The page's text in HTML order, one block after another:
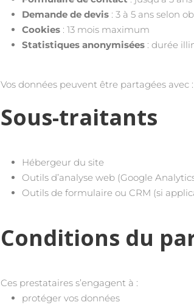
Demande de devis : 3 à 5 ans selon
Cookies : 13 mois maximum
Statistiques anonymisées : durée
Vos données peuvent être partagées avec :
Sous-traitants
Hébergeur du site
Outils d’analyse web (Google
Outils de formulaire ou CRM (si
Conditions du
Ces prestataires s’engagent à :
protéger vos données